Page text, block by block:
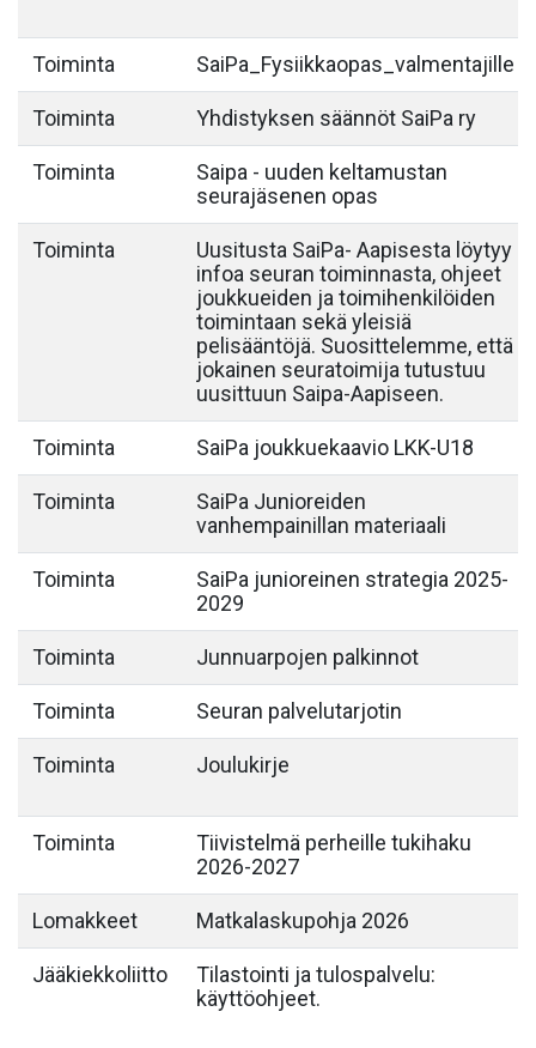
Toiminta SaiPa_Fysiikkaopas_valmentajille
Toiminta Yhdistyksen säännöt SaiPa ry
Toiminta
Saipa - uuden keltamustan
seurajäsenen opas
Toiminta
Uusitusta SaiPa- Aapisesta löytyy
infoa seuran toiminnasta, ohjeet
joukkueiden ja toimihenkilöiden
toimintaan sekä yleisiä
pelisääntöjä. Suosittelemme, että
jokainen seuratoimija tutustuu
uusittuun Saipa-Aapiseen.
Toiminta SaiPa joukkuekaavio LKK-U18
Toiminta
SaiPa Junioreiden
vanhempainillan materiaali
Toiminta
SaiPa junioreinen strategia 2025-
2029
Toiminta Junnuarpojen palkinnot
Toiminta Seuran palvelutarjotin
Toiminta Joulukirje
Toiminta
Tiivistelmä perheille tukihaku
2026-2027
Lomakkeet Matkalaskupohja 2026
Jääkiekkoliitto
Tilastointi ja tulospalvelu:
käyttöohjeet.